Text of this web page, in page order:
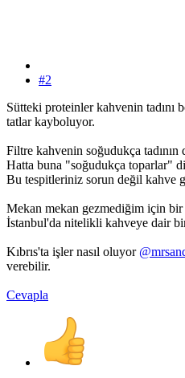
#2
Sütteki proteinler kahvenin
tatlar kayboluyor.
Filtre kahvenin soğudukça
Hatta buna "soğudukça toparlar"
Bu tespitleriniz sorun değil kahve
Mekan mekan gezmediğim için
İstanbul'da nitelikli kahveye dair
Kıbrıs'ta işler nasıl oluyor
verebilir.
Cevapla